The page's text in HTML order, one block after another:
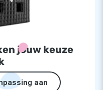
jouw keuze
aan